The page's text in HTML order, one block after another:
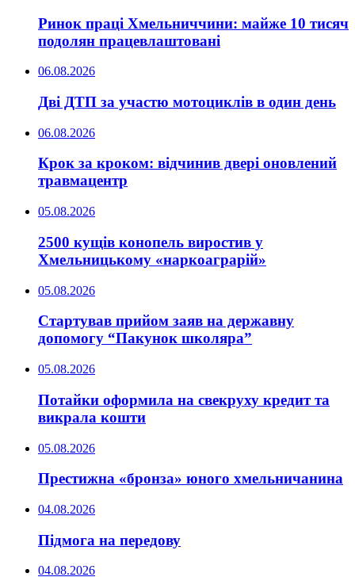
Ринок праці Хмельниччини: майже 10 тисяч
подолян працевлаштовані
06.08.2026
Дві ДТП за участю мотоциклів в один день
06.08.2026
Крок за кроком: відчинив двері оновлений
травмацентр
05.08.2026
2500 кущів конопель виростив у
Хмельницькому «наркоаграрій»
05.08.2026
Стартував прийом заяв на державну
допомогу “Пакунок школяра”
05.08.2026
Потайки оформила на свекруху кредит та
викрала кошти
05.08.2026
Престижна «бронза» юного хмельничанина
04.08.2026
Підмога на передову
04.08.2026